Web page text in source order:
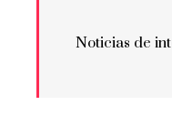
Noticias de